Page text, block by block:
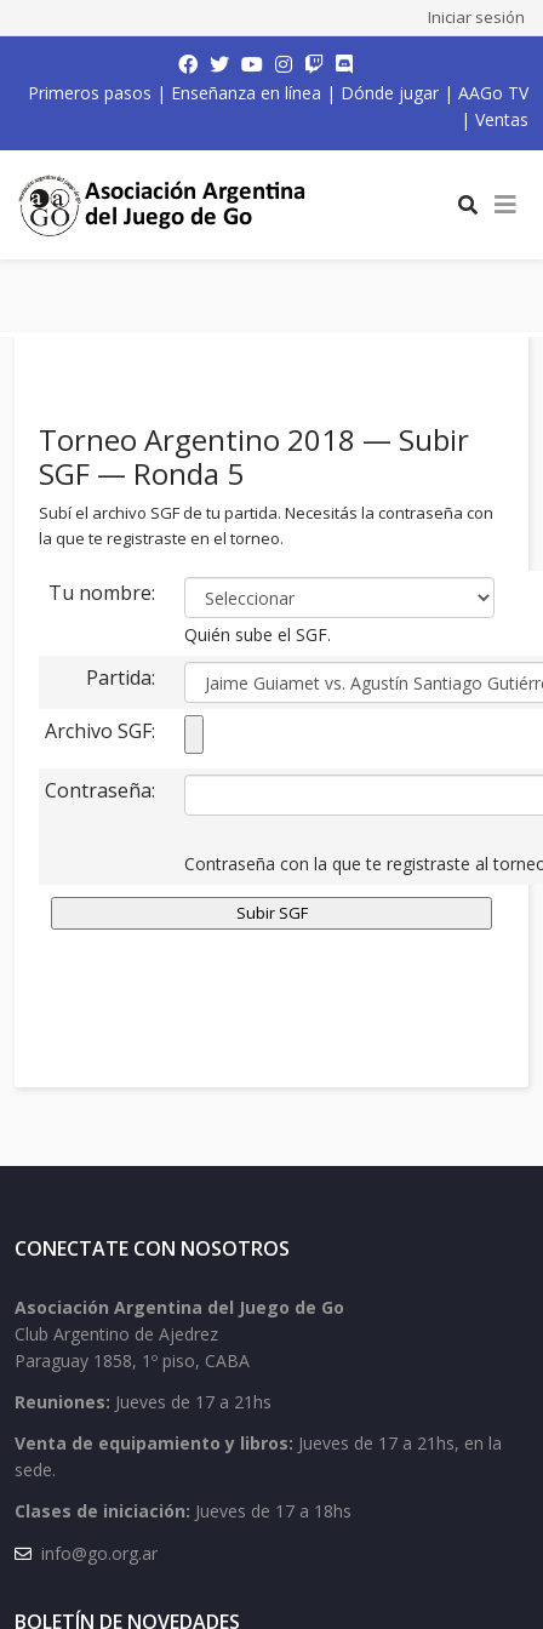
Iniciar sesión
Primeros pasos | Enseñanza en línea | Dónde jugar | AAGo TV
| Ventas
Torneo Argentino 2018 — Subir
SGF — Ronda 5
Subí el archivo SGF de tu partida. Necesitás la contraseña con
la que te registraste en el torneo.
Tu nombre:
Quién sube el SGF.
Partida:
Archivo SGF:
Contraseña:
Contraseña con la que te registraste al
CONECTATE CON NOSOTROS
Asociación Argentina del Juego de Go
Club Argentino de Ajedrez
Paraguay 1858, 1º piso, CABA
Reuniones: Jueves de 17 a 21hs
Venta de equipamiento y libros: Jueves de 17 a 21hs, en la
sede.
Clases de iniciación: Jueves de 17 a 18hs
info@go.org.ar
BOLETÍN DE NOVEDADES